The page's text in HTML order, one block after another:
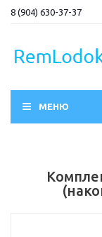
8 (904) 630-37-37
МЕНЮ